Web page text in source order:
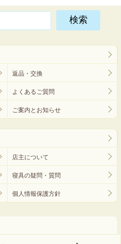
返品・交換
よくあるご質問
ご案内とお知らせ
店主について
寝具の疑問・質問
個人情報保護方針